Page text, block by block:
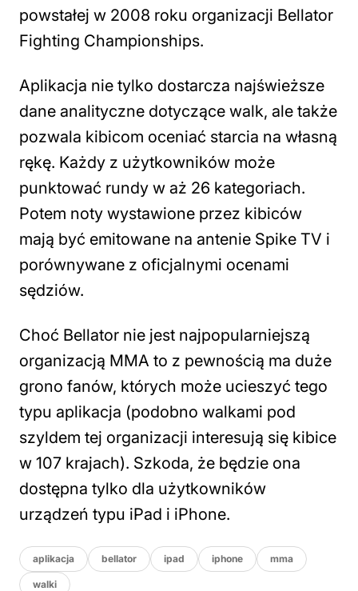
powstałej w 2008 roku organizacji Bellator
Fighting Championships.
Aplikacja nie tylko dostarcza najświeższe
dane analityczne dotyczące walk, ale także
pozwala kibicom oceniać starcia na własną
rękę. Każdy z użytkowników może
punktować rundy w aż 26 kategoriach.
Potem noty wystawione przez kibiców
mają być emitowane na antenie Spike TV i
porównywane z oficjalnymi ocenami
sędziów.
Choć Bellator nie jest najpopularniejszą
organizacją MMA to z pewnością ma duże
grono fanów, których może ucieszyć tego
typu aplikacja (podobno walkami pod
szyldem tej organizacji interesują się kibice
w 107 krajach). Szkoda, że będzie ona
dostępna tylko dla użytkowników
urządzeń typu iPad i iPhone.
aplikacja bellator ipad iphone mma
walki